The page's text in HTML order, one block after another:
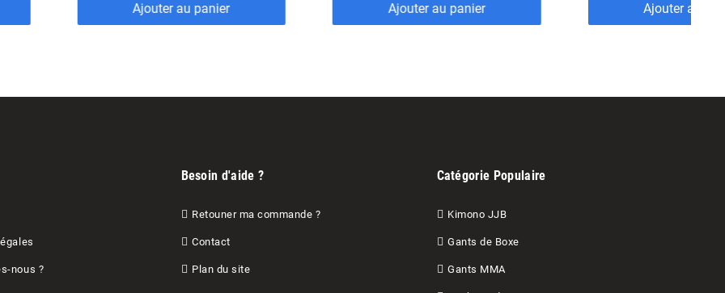
Ajouter au panier Ajouter au panier Ajouter au
nous ?
Besoin d'aide ?
Retouner ma commande ?
Contact
Plan du site
Catégorie Populaire
Kimono JJB
Gants de Boxe
Gants MMA